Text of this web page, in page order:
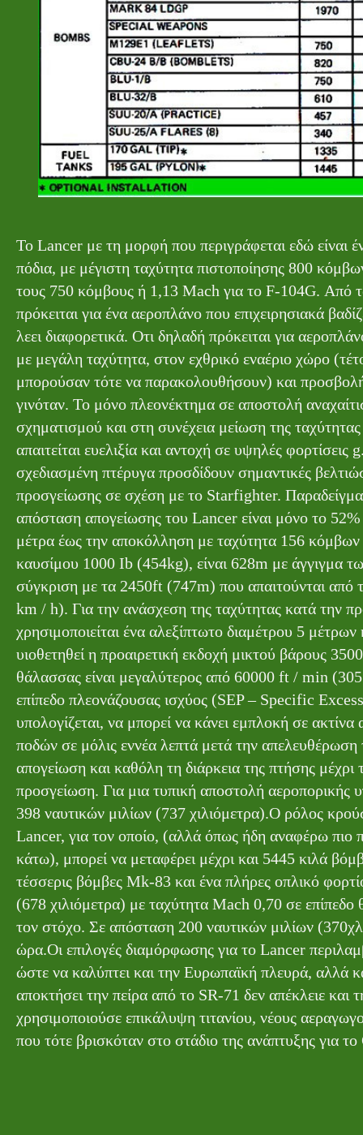
Το Lancer με τη μορφή που περιγράφεται εδώ είναι
πόδια, με μέγιστη ταχύτητα πιστοποίησης 800
τους 750 κόμβους ή 1,13 Mach για το F-104G. Από
πρόκειται για ένα αεροπλάνο που επιχειρησιακά
λεει διαφορετικά. Οτι δηλαδή πρόκειται για
με μεγάλη ταχύτητα, στον εχθρικό εναέριο χώρο
μπορούσαν τότε να παρακολουθήσουν) και προσβολή
γινόταν. Το μόνο πλεονέκτημα σε αποστολή
σχηματισμού και στη συνέχεια μείωση της
απαιτείται ευελιξία και αντοχή σε υψηλές
σχεδιασμένη πτέρυγα προσδίδουν σημαντικές
προσγείωσης σε σχέση με το Starfighter.
απόσταση απογείωσης του Lancer είναι μόνο το
μέτρα έως την αποκόλληση με ταχύτητα 156
καυσίμου 1000 Ib (454kg), είναι 628m με άγγιγμα
σύγκριση με τα 2450ft (747m) που απαιτούνται
km / h). Για την ανάσχεση της ταχύτητας κατά την
χρησιμοποιείται ένα αλεξίπτωτο διαμέτρου 5
υιοθετηθεί η προαιρετική εκδοχή μικτού βάρους
θάλασσας είναι μεγαλύτερος από 60000 ft / min
επίπεδο πλεονάζουσας ισχύος (SEP – Specific
υπολογίζεται, να μπορεί να κάνει εμπλοκή σε
ποδών σε μόλις εννέα λεπτά μετά την
απογείωση και καθόλη τη διάρκεια της πτήσης
προσγείωση. Για μια τυπική αποστολή αεροπορικής
398 ναυτικών μιλίων (737 χιλιόμετρα).Ο ρόλος
Lancer, για τον οποίο, (αλλά όπως ήδη αναφέρω πιο
κάτω), μπορεί να μεταφέρει μέχρι και 5445 κιλά
τέσσερις βόμβες Mk-83 και ένα πλήρες οπλικό
(678 χιλιόμετρα) με ταχύτητα Mach 0,70 σε
τον στόχο. Σε απόσταση 200 ναυτικών μιλίων
ώρα.Οι επιλογές διαμόρφωσης για το Lancer
ώστε να καλύπτει και την Ευρωπαϊκή πλευρά,
αποκτήσει την πείρα από το SR-71 δεν απέκλειε
χρησιμοποιούσε επικάλυψη τιτανίου, νέους
που τότε βρισκόταν στο στάδιο της ανάπτυξης για